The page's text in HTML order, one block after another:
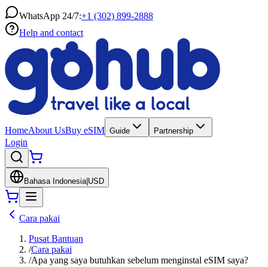
WhatsApp 24/7:+1 (302) 899-2888
Help and contact
HomeAbout UsBuy eSIM Guide Partnership
Login
Bahasa Indonesia| USD
Cara pakai
Pusat Bantuan
/Cara pakai
/Apa yang saya butuhkan sebelum menginstal eSIM saya?